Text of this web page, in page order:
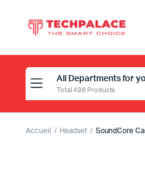
All Departments for
Total 498 Products
Accueil Headset SoundCore